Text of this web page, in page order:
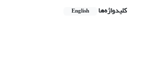
کلیدواژه‌ها English